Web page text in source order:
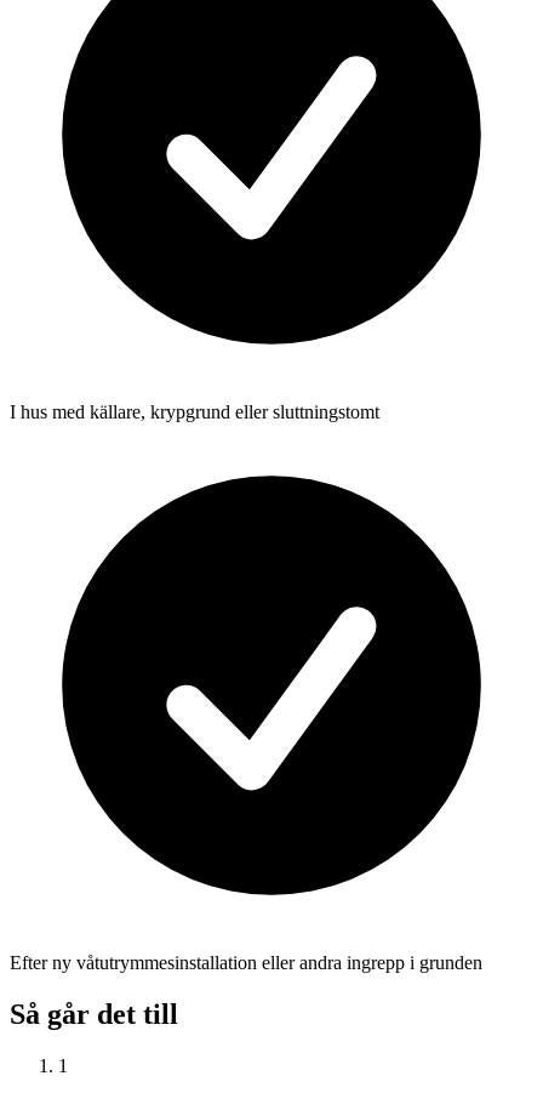
I hus med källare, krypgrund eller sluttningstomt
Efter ny våtutrymmesinstallation eller andra ingrepp i grunden
Så går det till
1